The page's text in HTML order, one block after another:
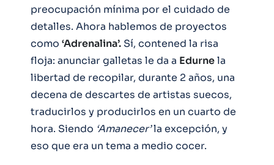
preocupación mínima por el cuidado de
detalles. Ahora hablemos de proyectos
como ‘Adrenalina’. Sí, contened la risa
floja: anunciar galletas le da a Edurnela
libertad de recopilar, durante 2 años, una
decena de descartes de artistas suecos,
traducirlos y producirlos en un cuarto de
hora. Siendo ‘Amanecer’la excepción, y
eso que era un tema a medio cocer.